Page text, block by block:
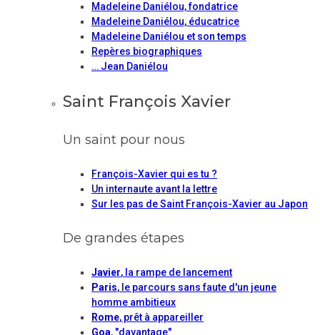
Madeleine Daniélou, fondatrice
Madeleine Daniélou, éducatrice
Madeleine Daniélou et son temps
Repères biographiques
… Jean Daniélou
Saint François Xavier
Un saint pour nous
François-Xavier qui es tu ?
Un internaute avant la lettre
Sur les pas de Saint François-Xavier au Japon
De grandes étapes
Javier, la rampe de lancement
Paris, le parcours sans faute d'un jeune
homme ambitieux
Rome, prêt à appareiller
Goa, "davantage"